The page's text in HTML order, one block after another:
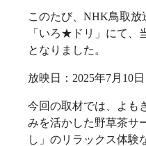
このたび、NHK鳥取放
「いろ★ドリ」にて、
となりました。
放映日：2025年7月10日
今回の取材では、よも
みを活かした野草茶サ
し」のリラックス体験